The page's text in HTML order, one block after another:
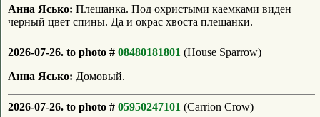
Анна Ясько: Плешанка. Под охристыми каемками виден
черный цвет спины. Да и окрас хвоста плешанки.
2026-07-26. to photo # 08480181801 (House Sparrow)
Анна Ясько: Домовый.
2026-07-26. to photo # 05950247101 (Carrion Crow)